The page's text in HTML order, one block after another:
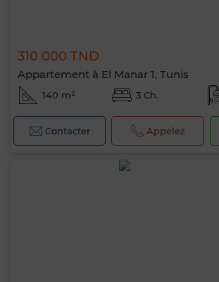
310 000 TND
Appartement à El Manar 1, Tunis
140 m² 3 Ch.
Contacter Appelez